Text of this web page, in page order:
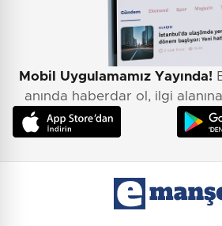
Mobil Uygulamamız Yayında!
anında haberdar ol, ilgi